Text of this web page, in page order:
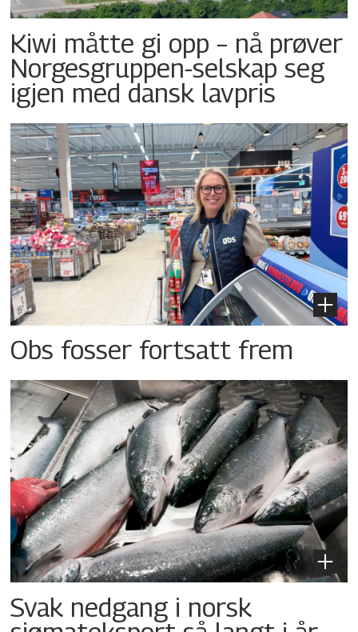
Kiwi måtte gi opp – nå prøver
Norgesgruppen-selskap seg
igjen med dansk lavpris
Obs fosser fortsatt frem
Svak nedgang i norsk